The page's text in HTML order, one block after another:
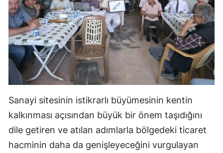
Rize
Sakarya
Samsun
Siirt
Sinop
Tekirdağ
Tokat
Sanayi sitesinin istikrarlı büyümesinin kentin
kalkınması açısından büyük bir önem taşıdığını
dile getiren ve atılan adımlarla bölgedeki ticaret
hacminin daha da genişleyeceğini vurgulayan